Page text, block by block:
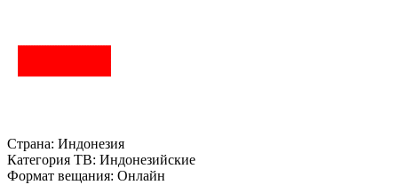
Страна: Индонезия
Категория ТВ: Индонезийские
Формат вещания: Онлайн